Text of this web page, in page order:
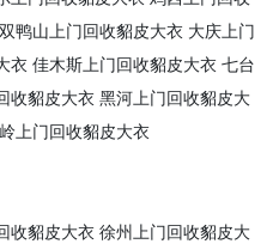
双鸭山上门回收貂皮大衣 大庆上门
衣 佳木斯上门回收貂皮大衣 七台
收貂皮大衣 黑河上门回收貂皮大
上门回收貂皮大衣
收貂皮大衣 徐州上门回收貂皮大